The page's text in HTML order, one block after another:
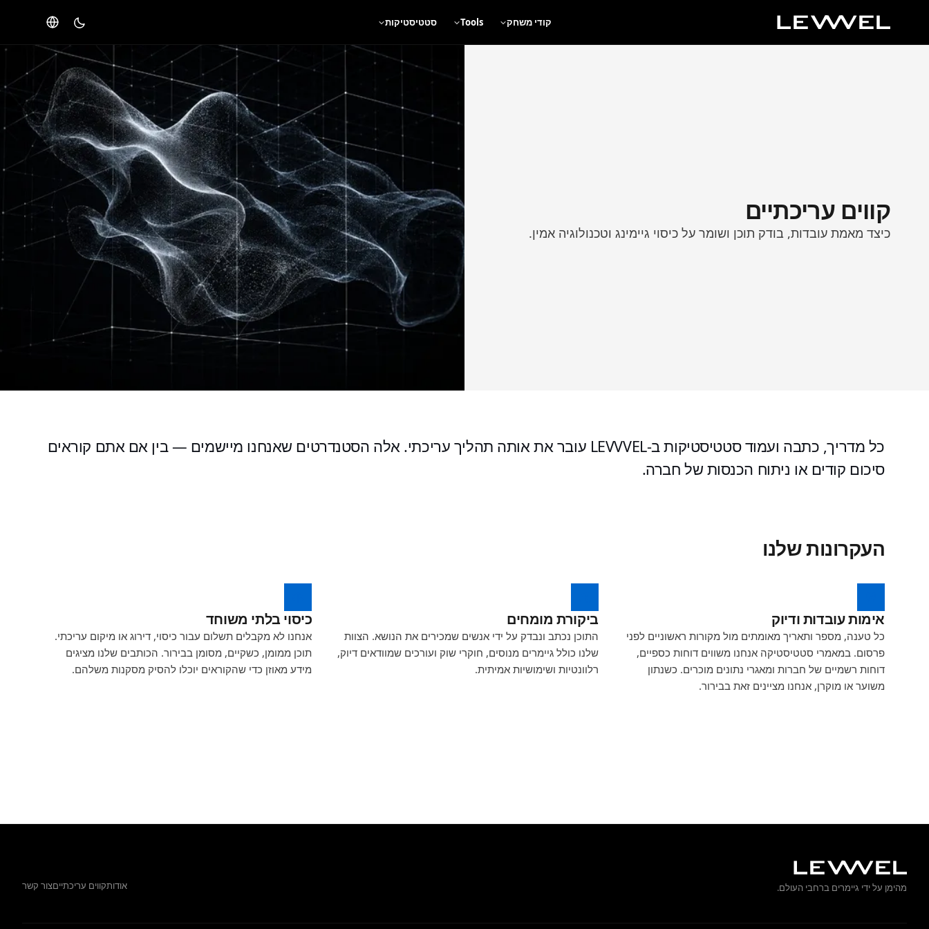
קודי משחק Tools סטטיסטיקות
קווים עריכתיים
כיצד מאמת עובדות, בודק תוכן ושומר על כיסוי גיימינג וטכנולוגיה אמין.
כל מדריך, כתבה ועמוד סטטיסטיקות ב-LEVVVEL עובר את אותה תהליך עריכתי. אלה הסטנדרטים שאנחנו מיישמים — בין אם אתם קוראים
סיכום קודים או ניתוח הכנסות של חברה.
העקרונות שלנו
אימות עובדות ודיוק
כל טענה, מספר ותאריך מאומתים מול מקורות ראשוניים לפני
פרסום. במאמרי סטטיסטיקה אנחנו משווים דוחות כספיים,
דוחות רשמיים של חברות ומאגרי נתונים מוכרים. כשנתון
משוער או מוקרן, אנחנו מציינים זאת בבירור.
ביקורת מומחים
התוכן נכתב ונבדק על ידי אנשים שמכירים את הנושא. הצוות
שלנו כולל גיימרים מנוסים, חוקרי שוק ועורכים שמוודאים דיוק,
רלוונטיות ושימושיות אמיתית.
כיסוי בלתי משוחד
אנחנו לא מקבלים תשלום עבור כיסוי, דירוג או מיקום עריכתי.
תוכן ממומן, כשקיים, מסומן בבירור. הכותבים שלנו מציגים
מידע מאוזן כדי שהקוראים יוכלו להסיק מסקנות משלהם.
מהימן על ידי גיימרים ברחבי העולם. אודותקווים עריכתייםצור קשר